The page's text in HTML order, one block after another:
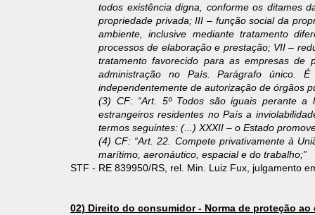
todos existência digna, conforme os ditames
propriedade privada; III – função social da
ambiente, inclusive mediante tratamento
processos de elaboração e prestação; VII –
tratamento favorecido para as empresas
administração no País. Parágrafo único.
independentemente de autorização de órgãos
(3) CF: “Art. 5º Todos são iguais perante a
estrangeiros residentes no País a
termos seguintes: (...) XXXII – o Estado
(4) CF: “Art. 22. Compete privativamente à
marítimo, aeronáutico, espacial e do trabalho;”
​STF - RE 839950/RS, rel. Min. Luiz Fux, julgamento
02) Direito do consumidor - Norma de proteção